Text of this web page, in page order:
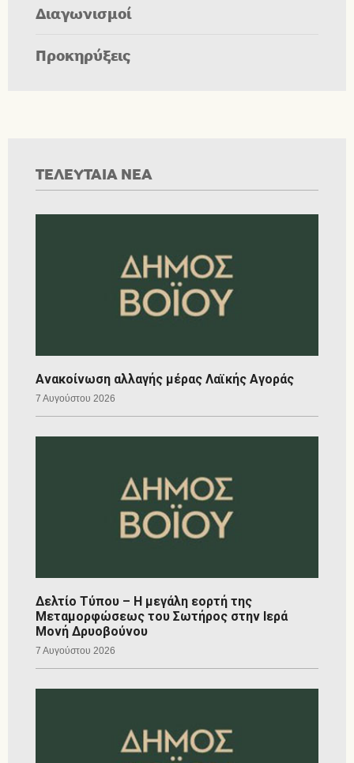
Διαγωνισμοί
Προκηρύξεις
ΤΕΛΕΥΤΑΙΑ ΝΕΑ
Ανακοίνωση αλλαγής μέρας Λαϊκής Αγοράς
7 Αυγούστου 2026
Δελτίο Τύπου – Η μεγάλη εορτή της
Μεταμορφώσεως του Σωτήρος στην Ιερά
Μονή Δρυοβούνου
7 Αυγούστου 2026